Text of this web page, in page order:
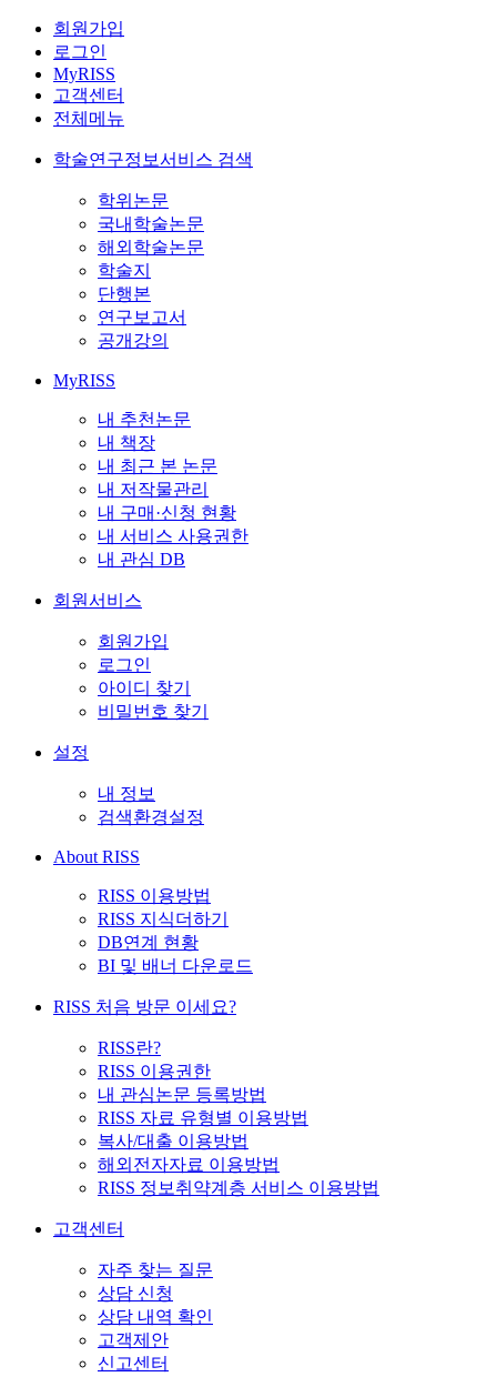
회원가입
로그인
MyRISS
고객센터
전체메뉴
학술연구정보서비스 검색
학위논문
국내학술논문
해외학술논문
학술지
단행본
연구보고서
공개강의
MyRISS
내 추천논문
내 책장
내 최근 본 논문
내 저작물관리
내 구매·신청 현황
내 서비스 사용권한
내 관심 DB
회원서비스
회원가입
로그인
아이디 찾기
비밀번호 찾기
설정
내 정보
검색환경설정
About RISS
RISS 이용방법
RISS 지식더하기
DB연계 현황
BI 및 배너 다운로드
RISS 처음 방문 이세요?
RISS란?
RISS 이용권한
내 관심논문 등록방법
RISS 자료 유형별 이용방법
복사/대출 이용방법
해외전자자료 이용방법
RISS 정보취약계층 서비스 이용방법
고객센터
자주 찾는 질문
상담 신청
상담 내역 확인
고객제안
신고센터